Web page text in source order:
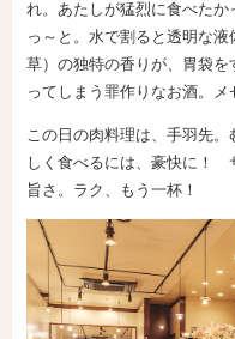
れ。あたしが猛烈に食べた
っ～と。水で割ると透明な
草）の独特の香りが、胃袋
ってしまう罪作りなお酒。メ
この日の肉料理は、手羽先
しく食べるには、豪快に！
旨さ。ラク、もう一杯！